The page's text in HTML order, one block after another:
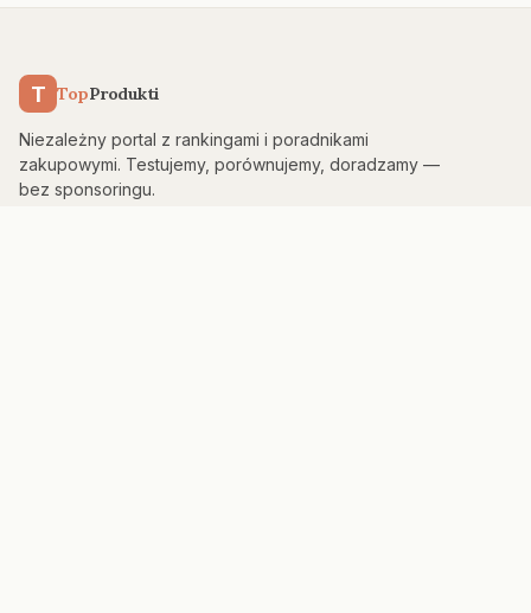
T TopProdukti
Niezależny portal z rankingami i poradnikami
zakupowymi. Testujemy, porównujemy, doradzamy —
bez sponsoringu.